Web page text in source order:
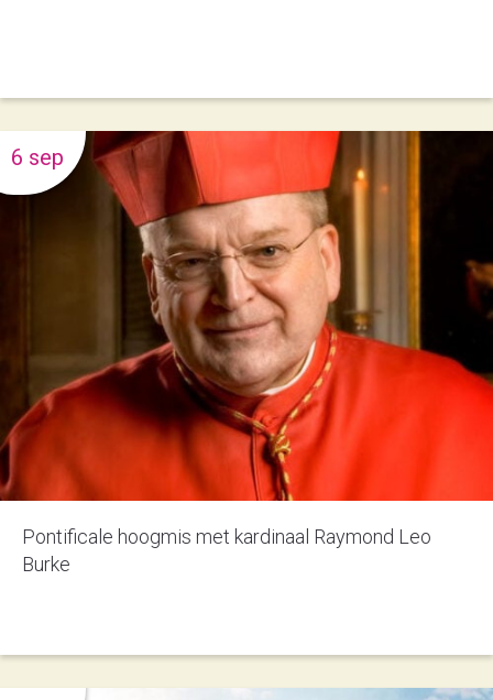
Pontificale hoogmis met kardinaal Raymond Leo
Burke
6 sep